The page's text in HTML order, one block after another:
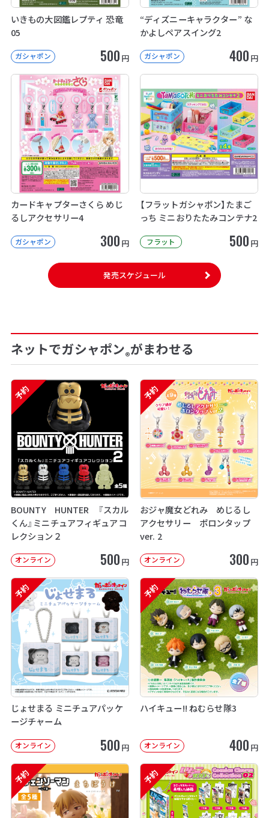
いきもの大図鑑レプティ 恐竜
05
ガシャポン 500 円
“ディズニーキャラクター” な
かよしペアスイング2
ガシャポン 400 円
カードキャプターさくら めじ
るしアクセサリー4
ガシャポン 300 円
【フラットガシャポン】たまご
っち ミニおりたたみコンテナ2
フラット 500 円
発売スケジュール
ネットでガシャポン®がまわせる
予約
BOUNTY HUNTER 『スカル
くん』ミニチュアフィギュアコ
レクション２
オンライン 500 円
予約
おジャ魔女どれみ めじるし
アクセサリー ポロンタップ
ver. 2
オンライン 300 円
予約
じょせまる ミニチュアパッケ
ージチャーム
オンライン 500 円
予約
ハイキュー!! ねむらせ隊3
オンライン 400 円
予約 予約